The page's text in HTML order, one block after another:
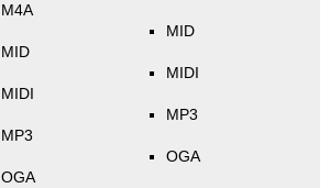
M4A
MID
MIDI
MP3
OGA
MID
MIDI
MP3
OGA